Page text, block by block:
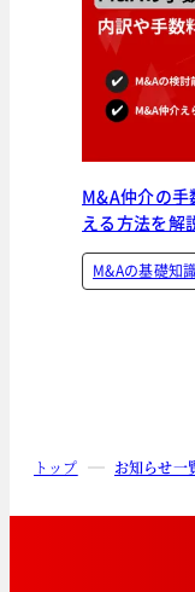
M&A仲介の手
える方法を解
M&Aの基礎知
トップ お知らせ一